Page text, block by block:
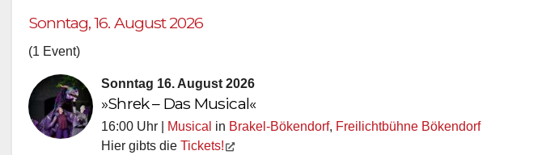
Sonntag, 16. August 2026
(1 Event)
Sonntag 16. August 2026
»Shrek – Das Musical«
16:00 Uhr | Musical in Brakel-Bökendorf, Freilichtbühne Bökendorf
Hier gibts die Tickets!